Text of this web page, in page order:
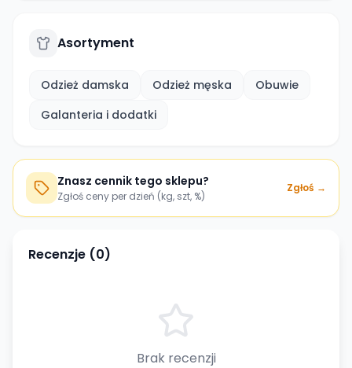
Asortyment
Odzież damska Odzież męska
Obuwie
Galanteria i dodatki
Znasz cennik tego sklepu?
Zgłoś ceny per dzień (kg, szt, %)
Zgłoś →
Recenzje (0)
Brak recenzji